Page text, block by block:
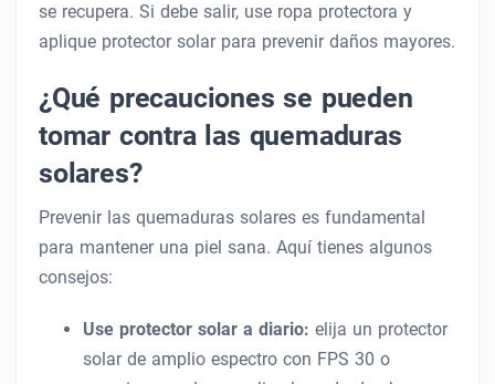
se recupera. Si debe salir, use ropa protectora y
aplique protector solar para prevenir daños mayores.
¿Qué precauciones se pueden
tomar contra las quemaduras
solares?
Prevenir las quemaduras solares es fundamental
para mantener una piel sana. Aquí tienes algunos
consejos:
Use protector solar a diario: elija un protector
solar de amplio espectro con FPS 30 o